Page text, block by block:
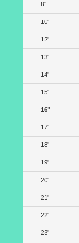
8"
10"
12"
13"
14"
15"
16"
17"
18"
19"
20"
21"
22"
23"